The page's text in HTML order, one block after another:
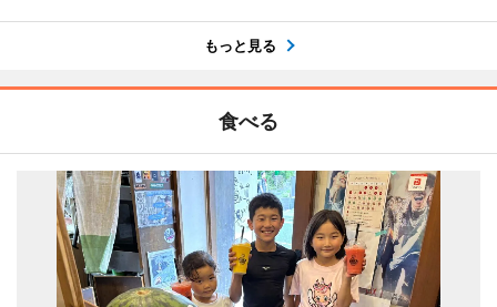
もっと見る
食べる